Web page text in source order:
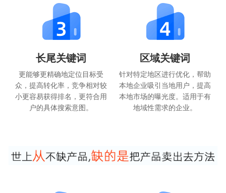
长尾关键词
更能够更精确地定位目标受
众，提高转化率，竞争相对较
小更容易获得排名，更符合用
户的具体搜索意图。
区域关键词
针对特定地区进行优化，帮助
本地企业吸引当地用户，提高
本地市场的曝光度。适用于有
地域性需求的企业。